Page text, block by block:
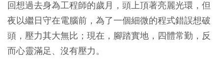
回想過去身為工程師的歲月，頭上頂著亮麗光環，但
夜以繼日守在電腦前，為了一個細微的程式錯誤想破
頭，壓力其大無比；現在，腳踏實地，四體常勤，反
而心靈滿足、沒有壓力。